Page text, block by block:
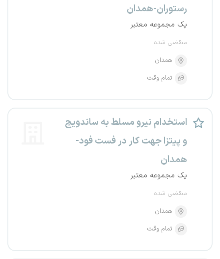
رستوران-همدان
یک مجموعه معتبر
منقضی شده
همدان
تمام وقت
استخدام نیرو مسلط به ساندویچ
و پیتزا جهت کار در فست فود-
همدان
یک مجموعه معتبر
منقضی شده
همدان
تمام وقت